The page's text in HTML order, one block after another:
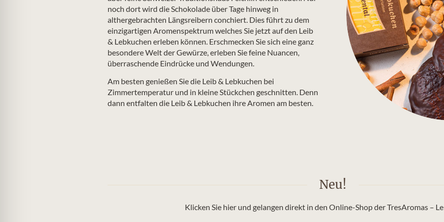
noch dort wird die Schokolade über Tage hinweg in
althergebrachten Längsreibern conchiert. Dies führt zu dem
einzigartigen Aromenspektrum welches Sie jetzt auf den Leib
& Lebkuchen erleben können. Erschmecken Sie sich eine ganz
besondere Welt der Gewürze, erleben Sie feine Nuancen,
überraschende Eindrücke und Wendungen.
Am besten genießen Sie die Leib & Lebkuchen bei
Zimmertemperatur und in kleine Stückchen geschnitten. Denn
dann entfalten die Leib & Lebkuchen ihre Aromen am besten.
Neu!
Klicken Sie hier und gelangen direkt in den Online-Shop der TresAromas –